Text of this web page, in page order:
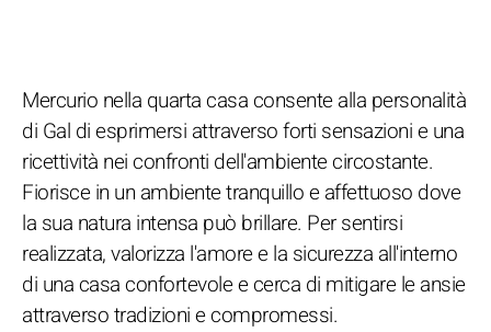
Mercurio nella quarta casa consente alla personalità
di Gal di esprimersi attraverso forti sensazioni e una
ricettività nei confronti dell'ambiente circostante.
Fiorisce in un ambiente tranquillo e affettuoso dove
la sua natura intensa può brillare. Per sentirsi
realizzata, valorizza l'amore e la sicurezza all'interno
di una casa confortevole e cerca di mitigare le ansie
attraverso tradizioni e compromessi.